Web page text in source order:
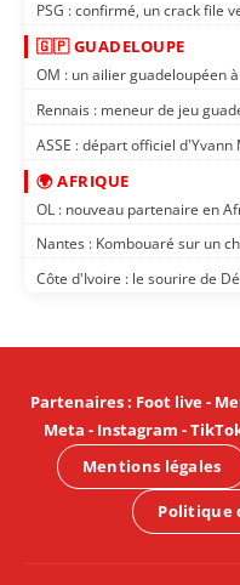
PSG : confirmé, un crack file
🇬🇵 GUADELOUPE
OM : un ailier guadeloupéen
Rennais : meneur de jeu
ASSE : départ officiel d'Yvann
🌍 AFRIQUE
OL : nouveau partenaire en
Nantes : Kombouaré sur un
Côte d'Ivoire : le sourire de
Partenaires: Foot live-
Meta - Instagram -
Mentions légales
Politique